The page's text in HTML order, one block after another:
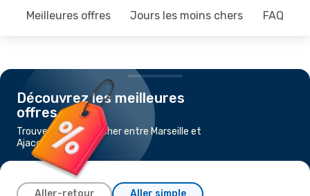
Meilleures offres Jours les moins chers FAQ
Découvrez les meilleures
offres
Trouvez un vol pas cher entre Marseille et
Ajaccio
Aller-retour Aller simple